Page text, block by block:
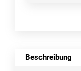
Beschreibung